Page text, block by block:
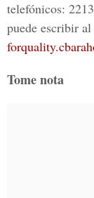
telefónicos:
puede escribir
Tome nota